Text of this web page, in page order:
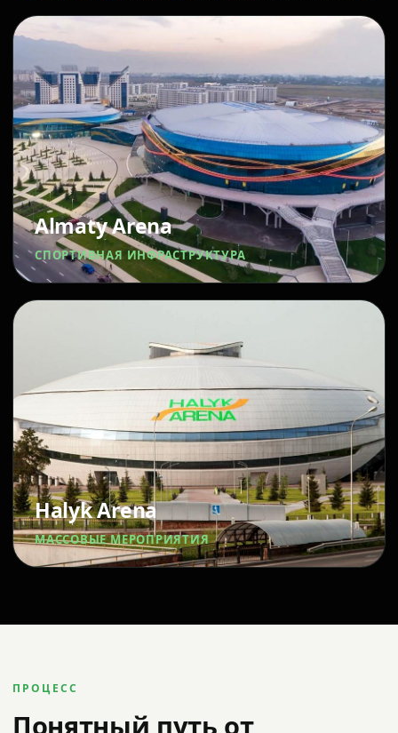
Almaty Arena
СПОРТИВНАЯ ИНФРАСТРУКТУРА
Halyk Arena
МАССОВЫЕ МЕРОПРИЯТИЯ
ПРОЦЕСС
Понятный путь от